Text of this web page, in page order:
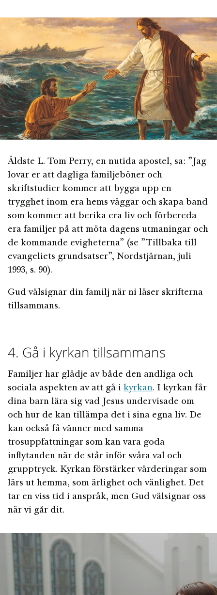
Äldste L. Tom Perry, en nutida apostel, sa: ”Jag
lovar er att dagliga familjeböner och
skriftstudier kommer att bygga upp en
trygghet inom era hems väggar och skapa band
som kommer att berika era liv och förbereda
era familjer på att möta dagens utmaningar och
de kommande evigheterna” (se ”Tillbaka till
evangeliets grundsatser”, Nordstjärnan, juli
1993, s. 90).
Gud välsignar din familj när ni läser skrifterna
tillsammans.
4. Gå i kyrkan tillsammans
Familjer har glädje av både den andliga och
sociala aspekten av att gå i kyrkan. I kyrkan får
dina barn lära sig vad Jesus undervisade om
och hur de kan tillämpa det i sina egna liv. De
kan också få vänner med samma
trosuppfattningar som kan vara goda
inflytanden när de står inför svåra val och
grupptryck. Kyrkan förstärker värderingar som
lärs ut hemma, som ärlighet och vänlighet. Det
tar en viss tid i anspråk, men Gud välsignar oss
när vi går dit.